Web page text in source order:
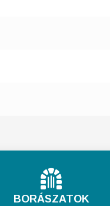
BORÁSZATOK